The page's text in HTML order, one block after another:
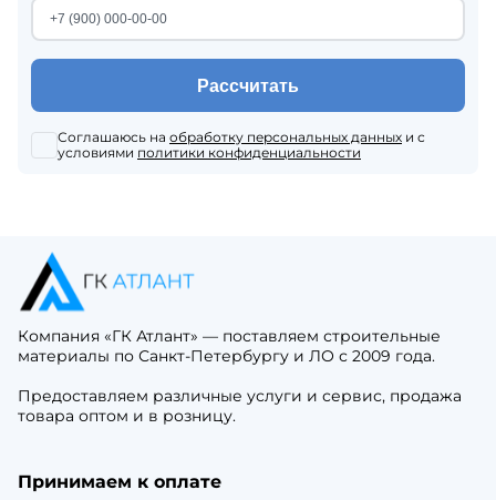
Рассчитать
Соглашаюсь на обработку персональных данных и с
условиями политики конфиденциальности
Компания «ГК Атлант» — поставляем строительные
материалы по Санкт-Петербургу и ЛО с 2009 года.
Предоставляем различные услуги и сервис, продажа
товара оптом и в розницу.
Принимаем к оплате